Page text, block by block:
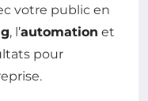
votre public en
, l’automation et
pour